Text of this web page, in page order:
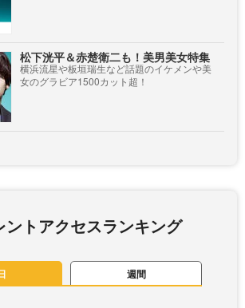
松下洸平＆赤楚衛二も！美男美女特集
横浜流星や板垣瑞生など話題のイケメンや美
女のグラビア1500カット超！
ントアクセスランキング
週間